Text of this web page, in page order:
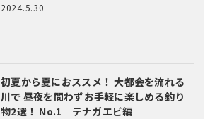
2024.5.30
初夏から夏におススメ！ 大都会を流れる
川で 昼夜を問わずお手軽に楽しめる釣り
物2選！ No.1 テナガエビ編